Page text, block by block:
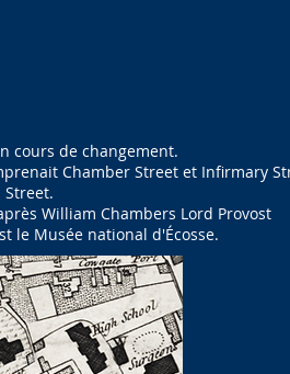
cours de changement.
Chamber Street et Infirmary
Street.
William Chambers Lord Provost
le Musée national d'Écosse.